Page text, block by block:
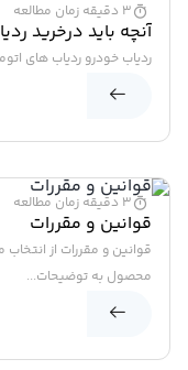
3 دقیقه زمان مطالعه
آنچه باید درخرید
ردیاب خودرو ردیاب های
3 دقیقه زمان مطالعه
قوانین و مقررات
قوانین و مقررات از
محصول به توضیحات...